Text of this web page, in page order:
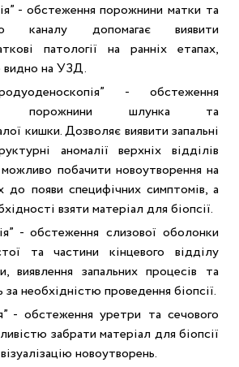
- обстеження порожнини матки та
каналу допомагає виявити
патології на ранніх етапах,
видно на УЗД.
- обстеження
порожнини шлунка та
кишки. Дозволяє виявити запальні
аномалії верхніх відділів
побачити новоутворення на
до появи специфічних симптомів, а
взяти матеріал для біопсії.
- обстеження слизової оболонки
та частини кінцевого відділу
виявлення запальних процесів та
необхідністю проведення біопсії.
- обстеження уретри та сечового
забрати матеріал для біопсії
новоутворень.